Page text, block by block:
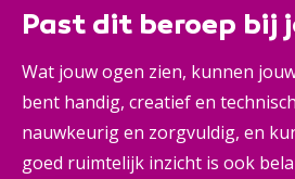
materialen. Je doet dit op
of leidinggevende, maar ook met
verantwoordelijkheid.
Past dit beroep bij
Wat jouw ogen zien, kunnen
bent handig, creatief en
nauwkeurig en zorgvuldig, en
goed ruimtelijk inzicht is ook